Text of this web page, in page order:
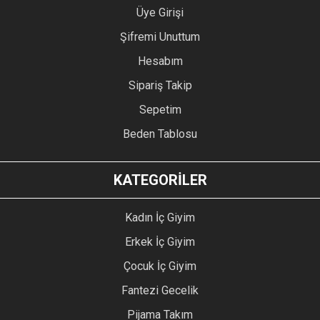
Üye Girişi
Şifremi Unuttum
Hesabım
Sipariş Takip
Sepetim
Beden Tablosu
KATEGORİLER
Kadın İç Giyim
Erkek İç Giyim
Çocuk İç Giyim
Fantezi Gecelik
Pijama Takım